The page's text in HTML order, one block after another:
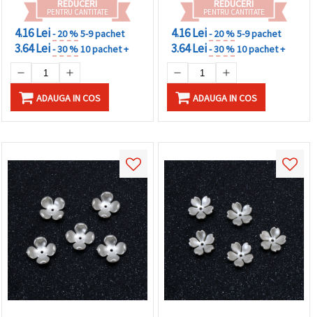
REDUCERI
PENTRU CANTITATE
4.16 Lei- 20 %5-9 pachet
3.64 Lei- 30 %10 pachet +
ADAUGA IN COS
REDUCERI
PENTRU CANTITATE
4.16 Lei- 20 %5-9 pachet
3.64 Lei- 30 %10 pachet +
ADAUGA IN COS